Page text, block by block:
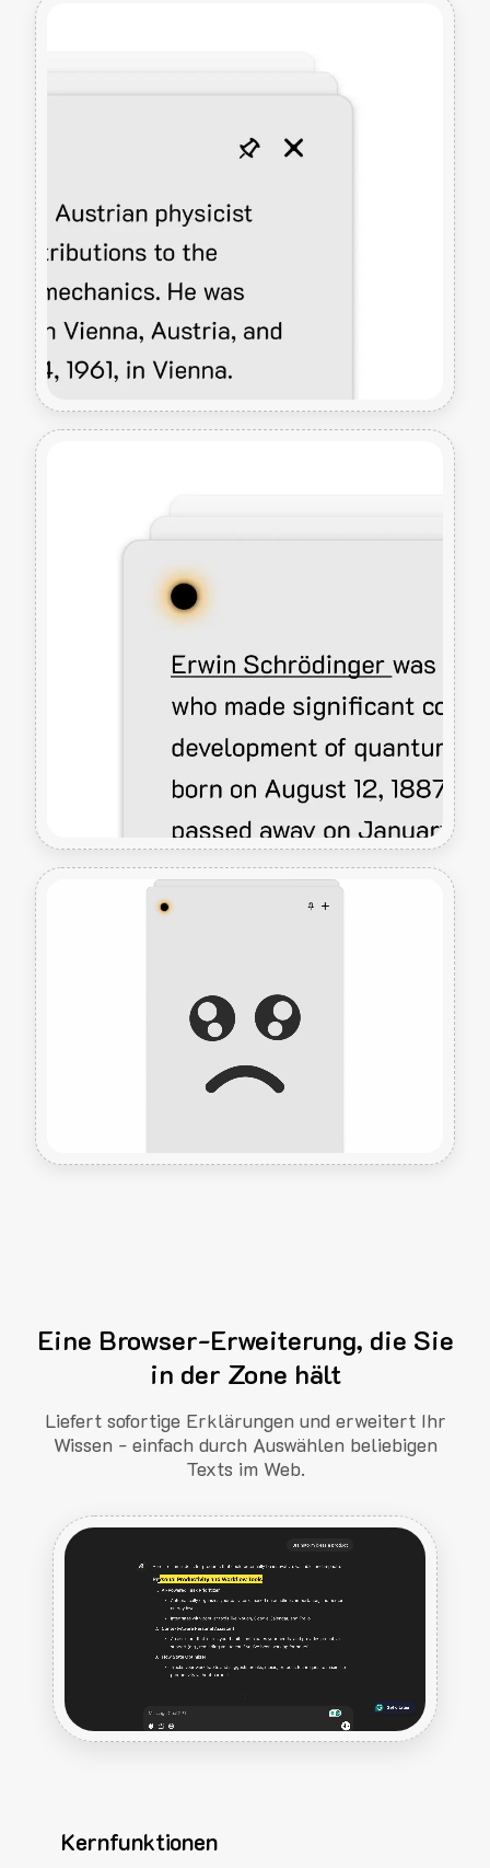
Eine Browser-Erweiterung, die Sie
in der Zone hält
Liefert sofortige Erklärungen und erweitert Ihr
Wissen - einfach durch Auswählen beliebigen
Texts im Web.
Kernfunktionen